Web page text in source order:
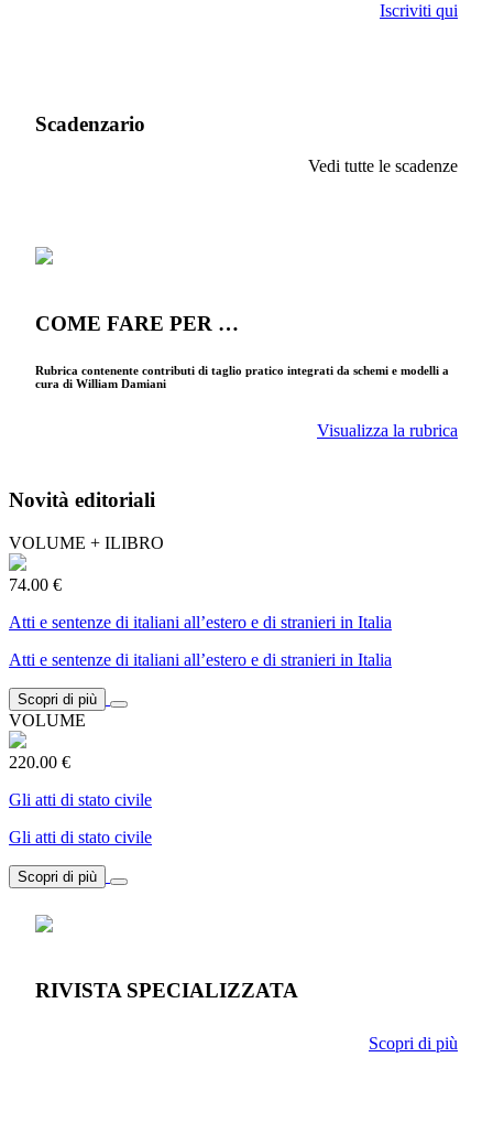
Iscriviti qui
Scadenzario
Vedi tutte le scadenze
COME FARE PER …
Rubrica contenente contributi di taglio pratico integrati da schemi e modelli a
cura di William Damiani
Visualizza la rubrica
Novità editoriali
VOLUME + ILIBRO
74.00 €
Atti e sentenze di italiani all’estero e di stranieri in Italia
Atti e sentenze di italiani all’estero e di stranieri in Italia
Scopri di più
VOLUME
220.00 €
Gli atti di stato civile
Gli atti di stato civile
Scopri di più
RIVISTA SPECIALIZZATA
Scopri di più